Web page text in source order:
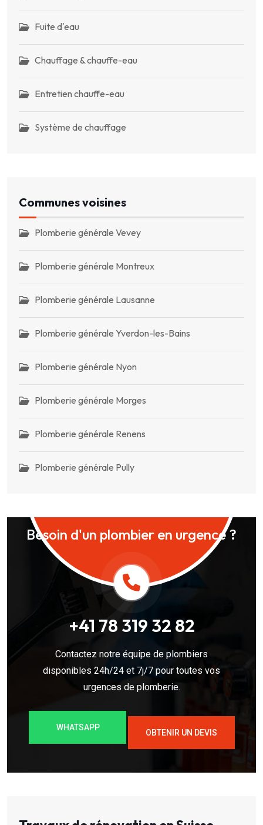
Fuite d'eau
Chauffage & chauffe-eau
Entretien chauffe-eau
Système de chauffage
Communes voisines
Plomberie générale Vevey
Plomberie générale Montreux
Plomberie générale Lausanne
Plomberie générale Yverdon-les-Bains
Plomberie générale Nyon
Plomberie générale Morges
Plomberie générale Renens
Plomberie générale Pully
Besoin d'un plombier en urgence ?
+41 78 319 32 82
Contactez notre équipe de plombiers
disponibles 24h/24 et 7j/7 pour toutes vos
urgences de plomberie.
WHATSAPP
OBTENIR UN DEVIS